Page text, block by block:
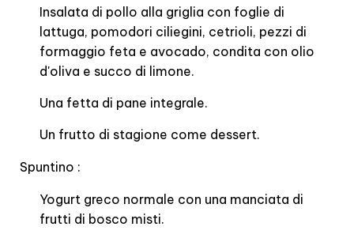
Insalata di pollo alla griglia con foglie di
lattuga, pomodori ciliegini, cetrioli, pezzi di
formaggio feta e avocado, condita con olio
d'oliva e succo di limone.
Una fetta di pane integrale.
Un frutto di stagione come dessert.
Spuntino :
Yogurt greco normale con una manciata di
frutti di bosco misti.